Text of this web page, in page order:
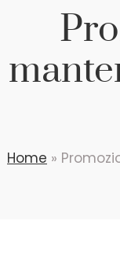
Home »